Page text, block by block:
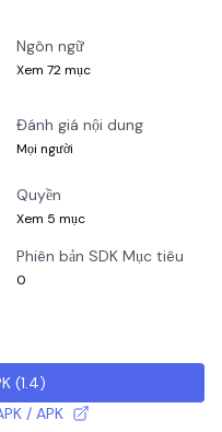
Ngôn ngữ
Xem 72 mục
Đánh giá nội dung
Mọi người
Quyền
Xem 5 mục
Phiên bản SDK Mục tiêu
0
(1.4)
/ APK